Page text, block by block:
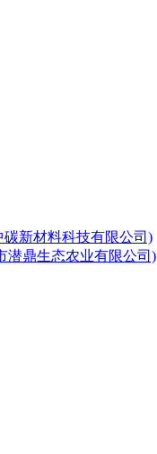
新材料科技有限公司)
潜鼎生态农业有限公司)